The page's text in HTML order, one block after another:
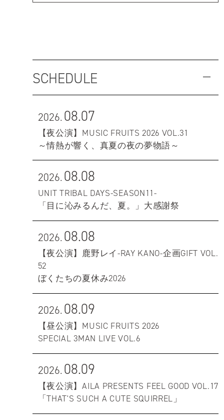
SCHEDULE
2026.08.07
【夜公演】MUSIC FRUITS 2026 VOL.31
～情熱が響く、真夏の夜の夢物語～
2026.08.08
UNIT TRIBAL DAYS-SEASON11-
「目に沁みるんだ、夏。」大感謝祭
2026.08.08
【夜公演】鹿野レイ-RAY KANO-企画GIFT VOL.
52
ぼくたちの夏休み2026
2026.08.09
【昼公演】MUSIC FRUITS 2026
SPECIAL 3MAN LIVE VOL.6
2026.08.09
【夜公演】AILA PRESENTS FEEL GOOD VOL.17
「THAT'S SUCH A CUTE SQUIRREL」